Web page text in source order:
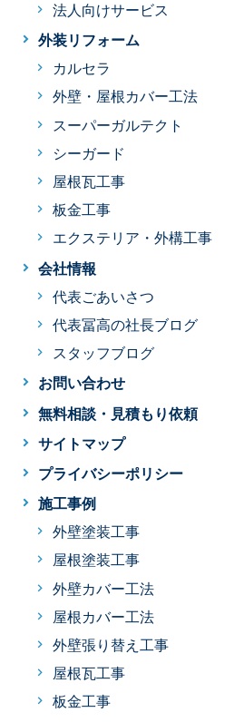
法人向けサービス
外装リフォーム
カルセラ
外壁・屋根カバー工法
スーパーガルテクト
シーガード
屋根瓦工事
板金工事
エクステリア・外構工事
会社情報
代表ごあいさつ
代表冨高の社長ブログ
スタッフブログ
お問い合わせ
無料相談・見積もり依頼
サイトマップ
プライバシーポリシー
施工事例
外壁塗装工事
屋根塗装工事
外壁カバー工法
屋根カバー工法
外壁張り替え工事
屋根瓦工事
板金工事